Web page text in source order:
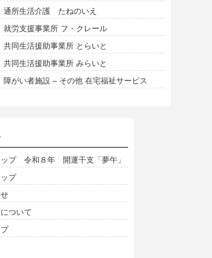
通所生活介護 たねのいえ
就労支援事業所 フ・クレール
共同生活援助事業所 とらいと
共同生活援助事業所 みらいと
障がい者施設 – その他 在宅福祉サービス
ップ 令和８年 開運干支「夢午」
プ
ついて